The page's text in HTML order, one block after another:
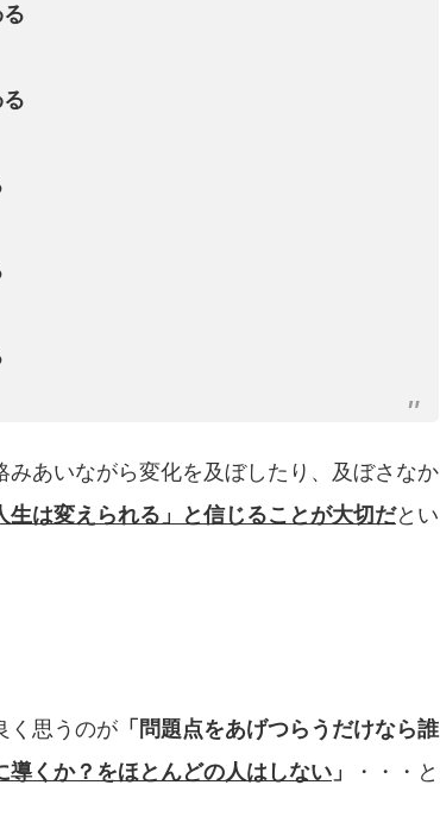
あいながら変化を及ぼしたり、及ぼさなか
生は変えられる」と信じることが大切だとい
く思うのが 「問題点をあげつらうだけなら誰
導くか？をほとんどの人はしない 」
・・・と